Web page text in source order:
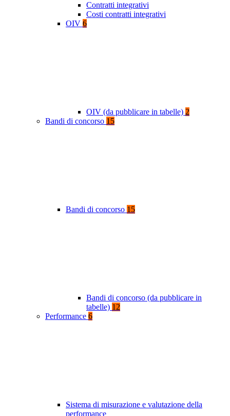
Contratti integrativi
Costi contratti integrativi
OIV 6
OIV (da pubblicare in tabelle) 2
Bandi di concorso 15
Bandi di concorso 15
Bandi di concorso (da pubblicare in
tabelle) 12
Performance 6
Sistema di misurazione e valutazione della
performance